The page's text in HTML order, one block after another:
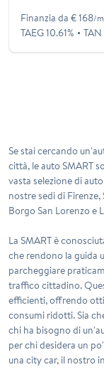
Finanzia da € 168/
TAEG 10.61% TAN
Se stai cercando
città, le auto SMART
vasta selezione di
nostre sedi di Firenze,
Borgo San Lorenzoe
La SMART è
che rendono la guida
parcheggiare
traffico cittadino.
efficienti, offrendo
consumi ridotti. Sia
chi ha bisogno di
per chi desidera un
una city car, il nostro